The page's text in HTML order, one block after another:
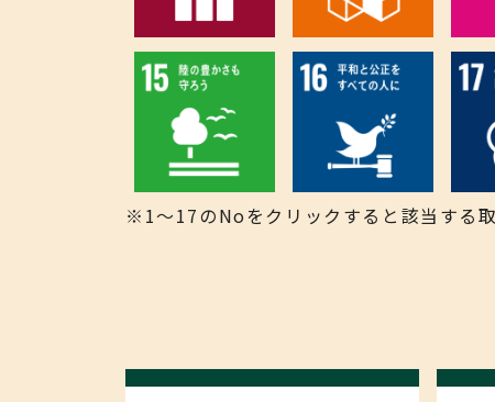
※1～17のNoをクリックすると該当する